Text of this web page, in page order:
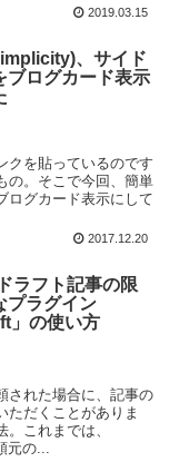
2019.03.15
、サイド
ブログカード表示
クを貼っているのです
の。そこで今回、簡単
ログカード表示にして
2017.12.20
ラフト記事の限
プラグイン
」の使い方
された場合に、記事の
ただくことがありま
これまでは、
の...